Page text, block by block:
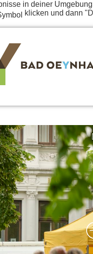
in deiner
klicken und dann